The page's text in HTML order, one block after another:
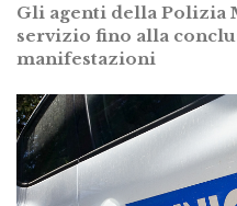
Gli agenti della Polizia
servizio fino alla
manifestazioni